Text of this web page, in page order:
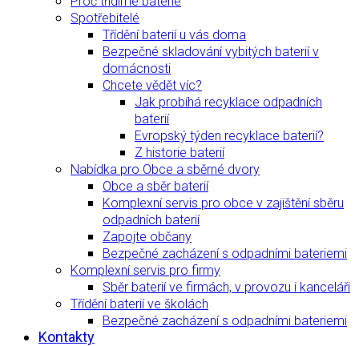
Spotřebitelé
Třídění baterií u vás doma
Bezpečné skladování vybitých baterií v
domácnosti
Chcete vědět víc?
Jak probíhá recyklace odpadních
baterií
Evropský týden recyklace baterií?
Z historie baterií
Nabídka pro Obce a sběrné dvory
Obce a sběr baterií
Komplexní servis pro obce v zajištění sběru
odpadních baterií
Zapojte občany
Bezpečné zacházení s odpadními bateriemi
Komplexní servis pro firmy
Sběr baterií ve firmách, v provozu i kanceláři
Třídění baterií ve školách
Bezpečné zacházení s odpadními bateriemi
Kontakty